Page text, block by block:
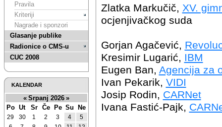
Pravila
Kriteriji
Nagrade i sponzori
Glasanje publike
Radionice o CMS-u
CUC 2008
Zlatka Markučič, XV.
ocjenjivačkog suda
Gorjan Agačević,
Kresimir Lugarić, IBM
Eugen Ban, Agencija za
Ivan Pekarik, VIDI
Josip Rodin, CARNet
Ivana Fastić-Pajk,
KALENDAR
« Srpanj 2026 »
Po Ut Sr Če Pe Su Ne
29 30 1 2 3 4
5